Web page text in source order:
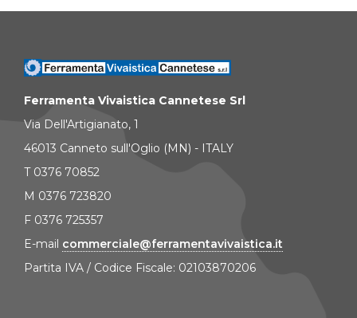
Ferramenta Vivaistica Cannetese Srl
Via Dell'Artigianato, 1
46013 Canneto sull'Oglio (MN) - ITALY
T 0376 70852
M 0376 723820
F 0376 725357
E-mail commerciale@ferramentavivaistica.it
Partita IVA / Codice Fiscale: 02103870206